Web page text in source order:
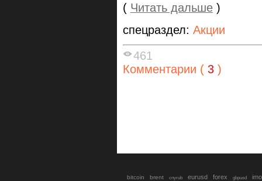
( Читать дальше )
спецраздел: Акции
461
Комментарии ( 3 )
bitcoin brent cnyrub eurusd forex gbpusd